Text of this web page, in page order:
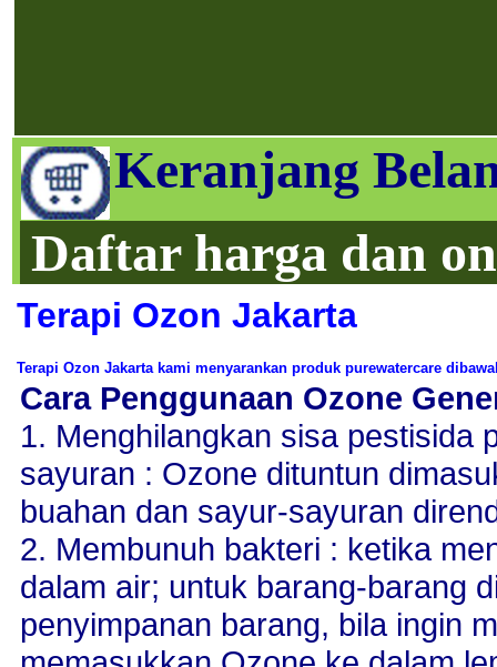
Keranjang
Daftar harga dan
Terapi Ozon Jakarta
Terapi Ozon Jakarta kami menyarankan produk purewatercare
Cara Penggunaan Ozone
1. Menghilangkan sisa pestisida
sayuran : Ozone dituntun
buahan dan sayur-sayuran
2. Membunuh bakteri : ketika
dalam air; untuk barang-barang
penyimpanan barang, bila ingin